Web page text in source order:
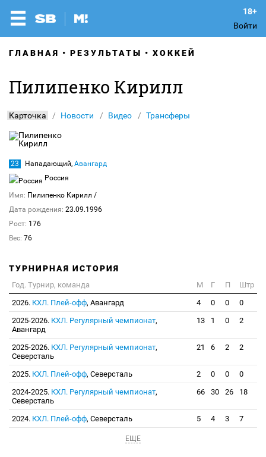
Войти
ГЛАВНАЯ РЕЗУЛЬТАТЫ ХОККЕЙ
Пилипенко Кирилл
Карточка Новости Видео Трансферы
23 Нападающий, Авангард
Россия
Имя: Пилипенко Кирилл /
Дата рождения: 23.09.1996
Рост: 176
Вес: 76
ТУРНИРНАЯ ИСТОРИЯ
Год. Турнир, команда М Г П
Штр
2026. КХЛ. Плей-офф, Авангард 4 0 0
0
2025-2026. КХЛ. Регулярный чемпионат,
Авангард
13 1 0 2
2025-2026. КХЛ. Регулярный чемпионат,
Северсталь
21 6 2 2
2025. КХЛ. Плей-офф, Северсталь 2 0 0
0
2024-2025. КХЛ. Регулярный чемпионат,
Северсталь
66 30 26 18
2024. КХЛ. Плей-офф, Северсталь 5 4 3 7
ЕЩЕ